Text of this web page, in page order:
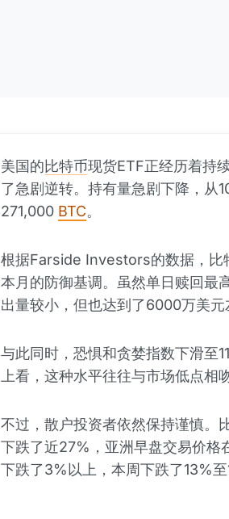
美国的比特币现货ETF正经历着持
了急剧逆转。持有量急剧下降，从
271,000 BTC。
根据Farside Investors的数据，比
本月的防御基调。虽然单日赎回最
出量较小，但也达到了6000万美元
与此同时，恐惧和贪婪指数下滑至
上看，这种水平往往与市场低点相
不过，散户投资者依然保持谨慎。
下跌了近27%，亚洲早盘交易价
下跌了3%以上，本周下跌了13%至